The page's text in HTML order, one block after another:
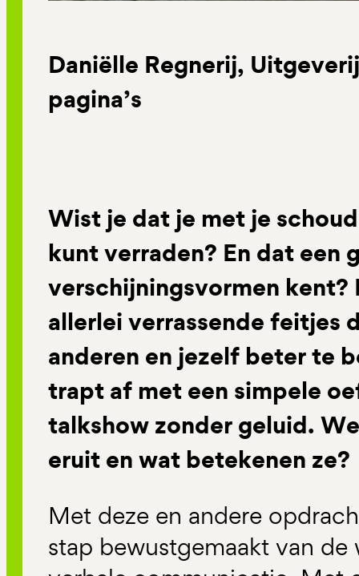
Daniëlle Regnerij,
pagina’s
Wist je dat je met je
kunt verraden? En dat een
verschijningsvormen
allerlei verrassende feitjes
anderen en jezelf beter te
trapt af met een simpele
talkshow zonder geluid.
eruit en wat betekenen ze?
Met deze en andere
stap bewustgemaakt van